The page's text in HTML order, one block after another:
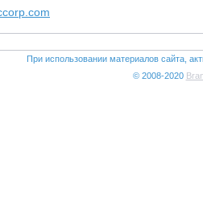
При использовании материалов сайта,
© 2008-2020